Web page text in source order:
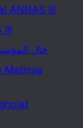
ANNAS III
III
خال
Matinya